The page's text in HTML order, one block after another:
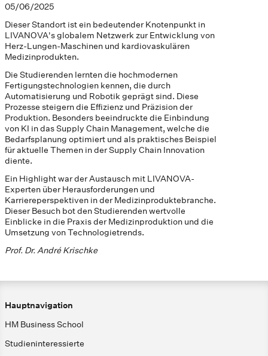
05/06/2025
Dieser Standort ist ein bedeutender Knotenpunkt in
LIVANOVA's globalem Netzwerk zur Entwicklung von
Herz-Lungen-Maschinen und kardiovaskulären
Medizinprodukten.
Die Studierenden lernten die hochmodernen
Fertigungstechnologien kennen, die durch
Automatisierung und Robotik geprägt sind. Diese
Prozesse steigern die Effizienz und Präzision der
Produktion. Besonders beeindruckte die Einbindung
von KI in das Supply Chain Management, welche die
Bedarfsplanung optimiert und als praktisches Beispiel
für aktuelle Themen in der Supply Chain Innovation
diente.
Ein Highlight war der Austausch mit LIVANOVA-
Experten über Herausforderungen und
Karriereperspektiven in der Medizinproduktebranche.
Dieser Besuch bot den Studierenden wertvolle
Einblicke in die Praxis der Medizinproduktion und die
Umsetzung von Technologietrends.
Prof. Dr. André Krischke
Hauptnavigation
HM Business School
Studieninteressierte